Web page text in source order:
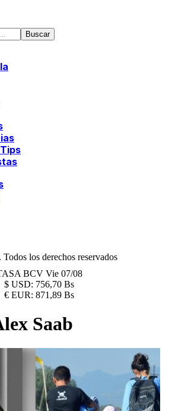
los derechos reservados
BCV Vie 07/08
$ USD: 756,70 Bs
€ EUR: 871,89 Bs
Saab